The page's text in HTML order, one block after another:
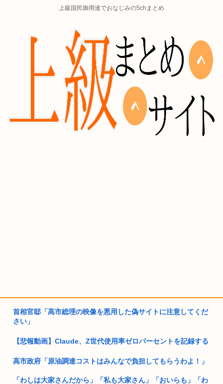
上級国民御用達でおなじみの5chまとめ
首相官邸「高市総理の映像を悪用した偽サイトに注意してくだ
さい」
【悲報動画】Claude、Z世代使用率ゼロパーセントを記録する
高市政府「原油調達コストはみんなで負担してもらうわよ！」
「わしは大家さんだから」「私も大家さん」「おいらも」「わ